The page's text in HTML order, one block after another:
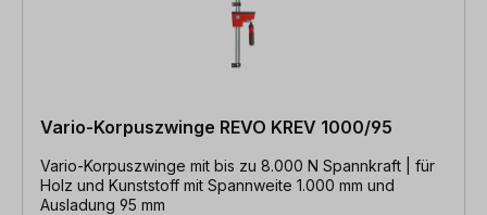
Vario-Korpuszwinge REVO KREV 1000/95
Vario-Korpuszwinge mit bis zu 8.000 N Spannkraft | für
Holz und Kunststoff mit Spannweite 1.000 mm und
Ausladung 95 mm